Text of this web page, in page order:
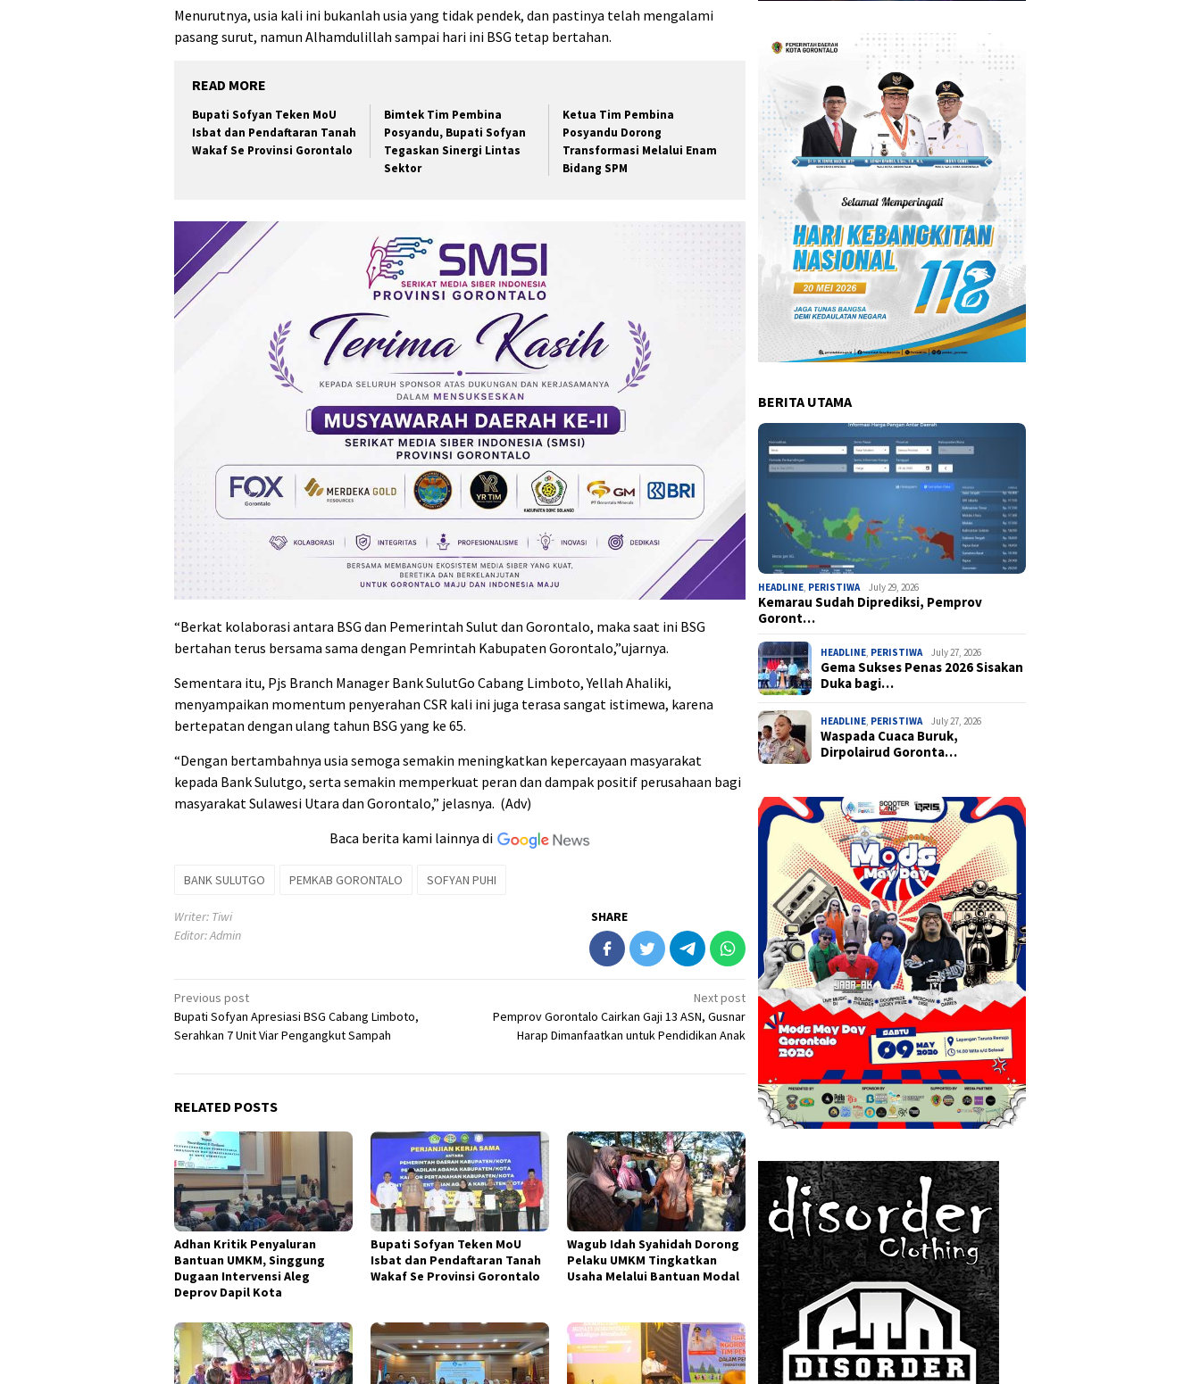
Menurutnya, usia kali ini bukanlah usia yang tidak pendek, dan pastinya telah mengalami
pasang surut, namun Alhamdulillah sampai hari ini BSG tetap bertahan.
READ MORE
Bupati Sofyan Teken MoU
Isbat dan Pendaftaran Tanah
Wakaf Se Provinsi Gorontalo
Bimtek Tim Pembina
Posyandu, Bupati Sofyan
Tegaskan Sinergi Lintas
Sektor
Ketua Tim Pembina
Posyandu Dorong
Transformasi Melalui Enam
Bidang SPM
“Berkat kolaborasi antara BSG dan Pemerintah Sulut dan Gorontalo, maka saat ini BSG
bertahan terus bersama sama dengan Pemrintah Kabupaten Gorontalo,”ujarnya.
Sementara itu, Pjs Branch Manager Bank SulutGo Cabang Limboto, Yellah Ahaliki,
menyampaikan momentum penyerahan CSR kali ini juga terasa sangat istimewa, karena
bertepatan dengan ulang tahun BSG yang ke 65.
“Dengan bertambahnya usia semoga semakin meningkatkan kepercayaan masyarakat
kepada Bank Sulutgo, serta semakin memperkuat peran dan dampak positif perusahaan bagi
masyarakat Sulawesi Utara dan Gorontalo,” jelasnya. (Adv)
Baca berita kami lainnya di
BANK SULUTGO PEMKAB GORONTALO SOFYAN PUHI
Writer: Tiwi
Editor: Admin
SHARE
Post
navigation
Previous post
Bupati Sofyan Apresiasi BSG Cabang Limboto,
Serahkan 7 Unit Viar Pengangkut Sampah
Next post
Pemprov Gorontalo Cairkan Gaji 13 ASN, Gusnar
Harap Dimanfaatkan untuk Pendidikan Anak
RELATED POSTS
Adhan Kritik Penyaluran
Bantuan UMKM, Singgung
Dugaan Intervensi Aleg
Deprov Dapil Kota
Bupati Sofyan Teken MoU
Isbat dan Pendaftaran Tanah
Wakaf Se Provinsi Gorontalo
Wagub Idah Syahidah Dorong
Pelaku UMKM Tingkatkan
Usaha Melalui Bantuan Modal
BERITA UTAMA
HEADLINE, PERISTIWA July 29, 2026
Kemarau Sudah Diprediksi, Pemprov
Goront…
HEADLINE, PERISTIWA July 27, 2026
Gema Sukses Penas 2026 Sisakan
Duka bagi…
HEADLINE, PERISTIWA July 27, 2026
Waspada Cuaca Buruk,
Dirpolairud Goronta…